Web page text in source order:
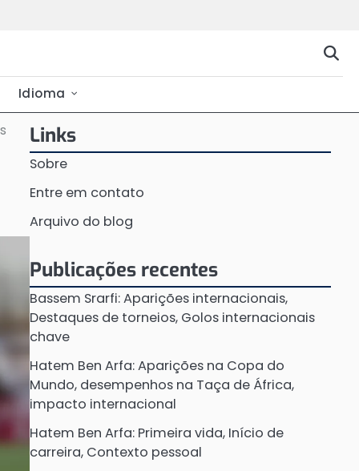
Idioma
Links
Sobre
Entre em contato
Arquivo do blog
Publicações recentes
Bassem Srarfi: Aparições internacionais,
Destaques de torneios, Golos internacionais
chave
Hatem Ben Arfa: Aparições na Copa do
Mundo, desempenhos na Taça de África,
impacto internacional
Hatem Ben Arfa: Primeira vida, Início de
carreira, Contexto pessoal